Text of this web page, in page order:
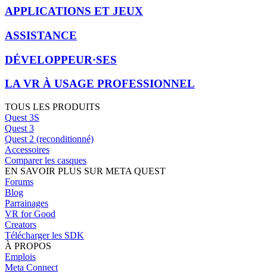
APPLICATIONS ET JEUX
ASSISTANCE
DÉVELOPPEUR·SES
LA VR À USAGE PROFESSIONNEL
TOUS LES PRODUITS
Quest 3S
Quest 3
Quest 2 (reconditionné)
Accessoires
Comparer les casques
EN SAVOIR PLUS SUR META QUEST
Forums
Blog
Parrainages
VR for Good
Creators
Télécharger les SDK
À PROPOS
Emplois
Meta Connect